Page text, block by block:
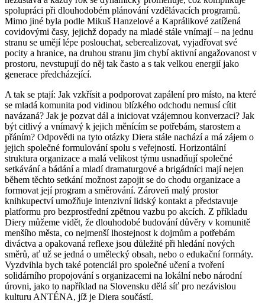
spolupráci při dlouhodobém plánování vzdělávacích programů.
Mimo jiné byla podle Mikuš Hanzelové a Kaprálikové zatížená
covidovými časy, jejichž dopady na mladé stále vnímají – na jednu
stranu se umějí lépe poslouchat, seberealizovat, vyjadřovat své
pocity a hranice, na druhou stranu jim chybí aktivní angažovanost v
prostoru, nevstupují do něj tak často a s tak velkou energií jako
generace předcházející.
A tak se ptají: Jak vzkřísit a podporovat zapálení pro místo, na které
se mladá komunita pod vidinou blízkého odchodu nemusí cítit
navázaná? Jak je pozvat dál a iniciovat vzájemnou konverzaci? Jak
být citlivý a vnímavý k jejich měnícím se potřebám, starostem a
přáním? Odpovědi na tyto otázky Diera stále nachází a má zájem o
jejich společné formulování spolu s veřejností. Horizontální
struktura organizace a malá velikost týmu usnadňují společné
setkávání a bádání a mladí dramaturgové a brigádníci mají nejen
během těchto setkání možnost zapojit se do chodu organizace a
formovat její program a směrování. Zároveň malý prostor
knihkupectví umožňuje intenzivní lidský kontakt a představuje
platformu pro bezprostřední zpětnou vazbu po akcích. Z příkladu
Diery můžeme vidět, že dlouhodobé budování důvěry v komunitě
menšího města, co nejmenší lhostejnost k dojmům a potřebám
diváctva a opakovaná reflexe jsou důležité při hledání nových
směrů, ať už se jedná o umělecký obsah, nebo o edukační formáty.
Vyzdvihla bych také potenciál pro společné učení a tvoření
solidárního propojování s organizacemi na lokální nebo národní
úrovni, jako to například na Slovensku dělá síť pro nezávislou
kulturu ANTÉNA, jíž je Diera součástí.